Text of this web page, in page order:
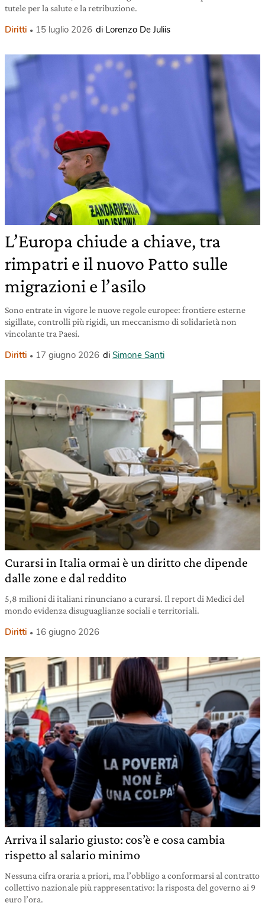
tutele per la salute e la retribuzione.
Diritti 15 luglio 2026 di Lorenzo De Juliis
L’Europa chiude a chiave, tra
rimpatri e il nuovo Patto sulle
migrazioni e l’asilo
Sono entrate in vigore le nuove regole europee: frontiere esterne
sigillate, controlli più rigidi, un meccanismo di solidarietà non
vincolante tra Paesi.
Diritti 17 giugno 2026 di Simone Santi
Curarsi in Italia ormai è un diritto che dipende
dalle zone e dal reddito
5,8 milioni di italiani rinunciano a curarsi. Il report di Medici del
mondo evidenza disuguaglianze sociali e territoriali.
Diritti 16 giugno 2026
Arriva il salario giusto: cos’è e cosa cambia
rispetto al salario minimo
Nessuna cifra oraria a priori, ma l’obbligo a conformarsi al contratto
collettivo nazionale più rappresentativo: la risposta del governo ai 9
euro l’ora.